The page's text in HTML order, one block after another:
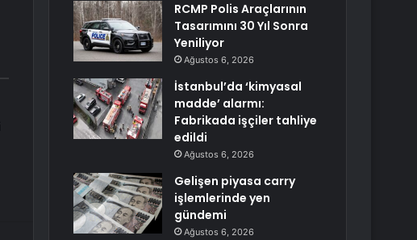
RCMP Polis Araçlarının
Tasarımını 30 Yıl Sonra
Yeniliyor
Ağustos 6, 2026
İstanbul’da ‘kimyasal
madde’ alarmı:
Fabrikada işçiler tahliye
edildi
Ağustos 6, 2026
Gelişen piyasa carry
işlemlerinde yen
gündemi
Ağustos 6, 2026